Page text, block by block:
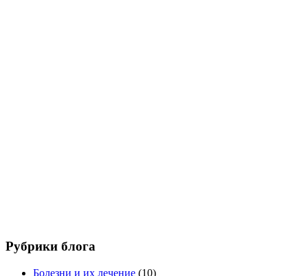
Рубрики блога
Болезни и их лечение (10)